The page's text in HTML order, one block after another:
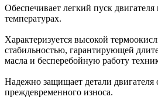
Обеспечивает легкий пуск
температурах.
Характеризуется высокой
стабильностью, гарантирующей
масла и бесперебойную работу
Надежно защищает детали двигателя
преждевременного износа.